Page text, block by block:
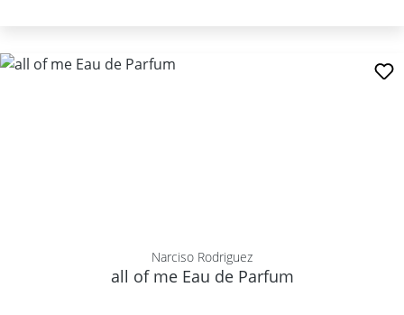
Narciso Rodriguez
all of me Eau de Parfum